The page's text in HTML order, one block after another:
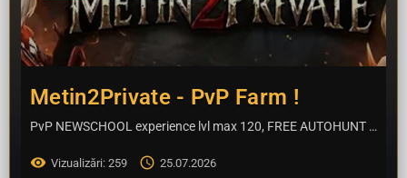
Metin2Private - PvP Farm !
PvP NEWSCHOOL experience lvl max 120, FREE AUTOHUNT / FREE ITEMSHOP more feutures included ! Start 28.01.2026 !
Vizualizări: 259 25.07.2026